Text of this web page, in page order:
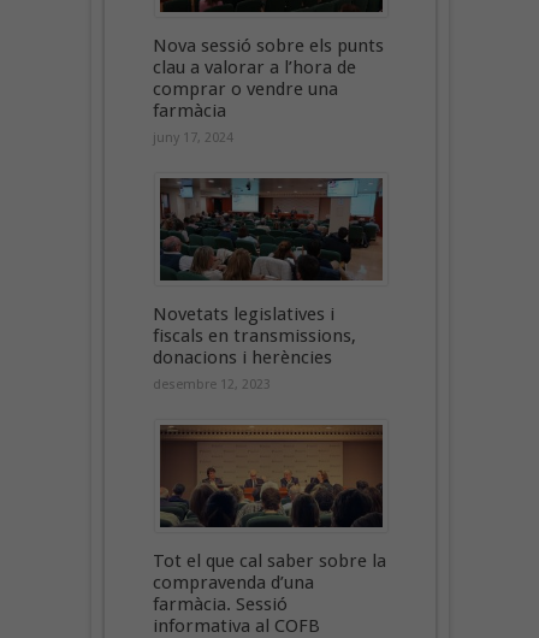
Nova sessió sobre els punts
clau a valorar a l’hora de
comprar o vendre una
farmàcia
juny 17, 2024
Novetats legislatives i
fiscals en transmissions,
donacions i herències
desembre 12, 2023
Tot el que cal saber sobre la
compravenda d’una
farmàcia. Sessió
informativa al COFB